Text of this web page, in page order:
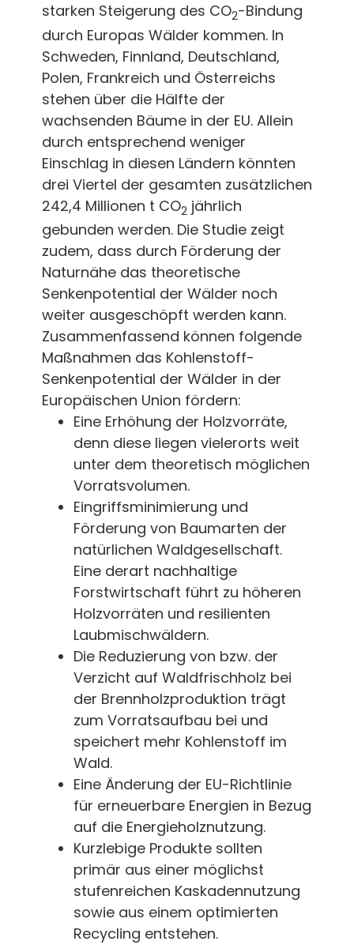
starken Steigerung des CO2-Bindung
durch Europas Wälder kommen. In
Schweden, Finnland, Deutschland,
Polen, Frankreich und Österreichs
stehen über die Hälfte der
wachsenden Bäume in der EU. Allein
durch entspre­chend weniger
Einschlag in diesen Ländern könnten
drei Viertel der gesamten zusätzlichen
242,4 Millionen t CO2 jährlich
gebunden werden. Die Studie zeigt
zudem, dass durch Förderung der
Naturnähe das theoretische
Senkenpotential der Wälder noch
weiter ausgeschöpft werden kann.
Zusammenfassend können folgende
Maßnahmen das Kohlenstoff-
Senkenpotential der Wälder in der
Europäischen Union fördern:
Eine Erhöhung der Holzvorräte,
denn diese liegen vielerorts weit
unter dem theoretisch möglichen
Vorratsvolumen.
Eingriffsminimierung und
Förderung von Baumarten der
natürlichen Waldgesellschaft.
Eine derart nachhaltige
Forstwirtschaft führt zu höheren
Holzvorräten und resilienten
Laubmischwäldern.
Die Reduzierung von bzw. der
Verzicht auf Waldfrischholz bei
der Brennholzproduktion trägt
zum Vorratsaufbau bei und
speichert mehr Kohlenstoff im
Wald.
Eine Änderung der EU-Richtlinie
für erneuerbare Energien in Bezug
auf die Energieholznutzung.
Kurzlebige Produkte sollten
primär aus einer möglichst
stufenreichen Kaskadennutzung
sowie aus einem optimierten
Recycling entstehen.